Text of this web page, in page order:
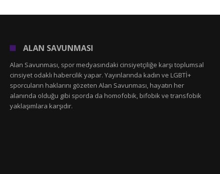
ALAN SAVUNMASI
Alan Savunması, spor medyasındaki cinsiyetçiliğe karşı toplumsal
cinsiyet odaklı habercilik yapar. Yayınlarında kadın ve LGBTİ+
sporcuların haklarını gözeten Alan Savunması, hayatın her
alanında olduğu gibi sporda da homofobik, bifobik ve transfobik
yaklaşımlara karşıdır.